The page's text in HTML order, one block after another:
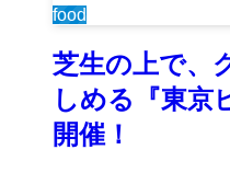
food
芝生の上で、
しめる『東京
開催！